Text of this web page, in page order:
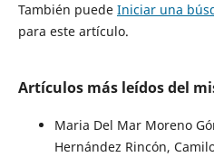
También puede Iniciar una
para este artículo.
Artículos más leídos del
Maria Del Mar Moreno
Hernández Rincón,